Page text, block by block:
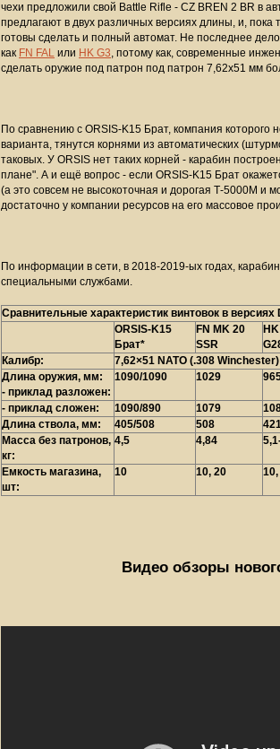
чехи предложили свой Battle Rifle - CZ BREN 2 BR в
предлагают в двух различных версиях длины, и,
готовы сделать и полный автомат. Не последнее
как FN FAL или HK G3, потому как, современные
сделать оружие под патрон под патрон 7,62x51 мм
По сравнению с ORSIS-K15 Брат, компания которого
варианта, тянутся корнями из автоматических
таковых. У ORSIS нет таких корней - карабин
плане". А и ещё вопрос - если ORSIS-K15 Брат
(а это совсем не высокоточная и дорогая Т-5000М и
достаточно у компании ресурсов на его массовое
По информации в сети, в 2018-2019-ых годах,
специальными службами.
Сравнительные характеристик винтовок в версиях
ORSIS-K15
Брат*
FN MK 20
SSR
HK
Калибр:
7,62×51 NATO (.308 Winchester)
Длина оружия, мм:
- приклад разложен:
1090/1090 1029
- приклад сложен: 1090/890 1079
Длина ствола, мм:
405/508 508
Масса без патронов,
кг:
4,5 4,84
Емкость магазина,
шт:
10 10, 20
Видео обзоры